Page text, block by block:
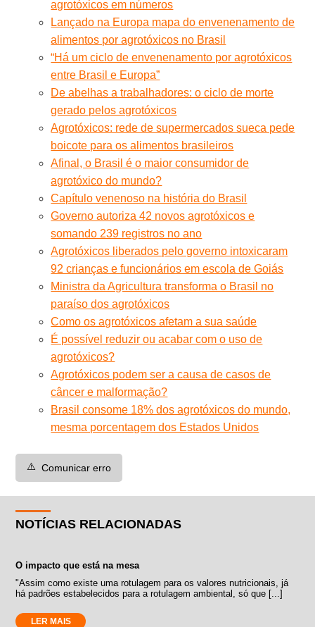
agrotóxicos em números
Lançado na Europa mapa do envenenamento de
alimentos por agrotóxicos no Brasil
“Há um ciclo de envenenamento por agrotóxicos
entre Brasil e Europa”
De abelhas a trabalhadores: o ciclo de morte
gerado pelos agrotóxicos
Agrotóxicos: rede de supermercados sueca pede
boicote para os alimentos brasileiros
Afinal, o Brasil é o maior consumidor de
agrotóxico do mundo?
Capítulo venenoso na história do Brasil
Governo autoriza 42 novos agrotóxicos e
somando 239 registros no ano
Agrotóxicos liberados pelo governo intoxicaram
92 crianças e funcionários em escola de Goiás
Ministra da Agricultura transforma o Brasil no
paraíso dos agrotóxicos
Como os agrotóxicos afetam a sua saúde
É possível reduzir ou acabar com o uso de
agrotóxicos?
Agrotóxicos podem ser a causa de casos de
câncer e malformação?
Brasil consome 18% dos agrotóxicos do mundo,
mesma porcentagem dos Estados Unidos
⚠️ Comunicar erro
NOTÍCIAS RELACIONADAS
O impacto que está na mesa
"Assim como existe uma rotulagem para os valores nutricionais, já
há padrões estabelecidos para a rotulagem ambiental, só que [...]
LER MAIS